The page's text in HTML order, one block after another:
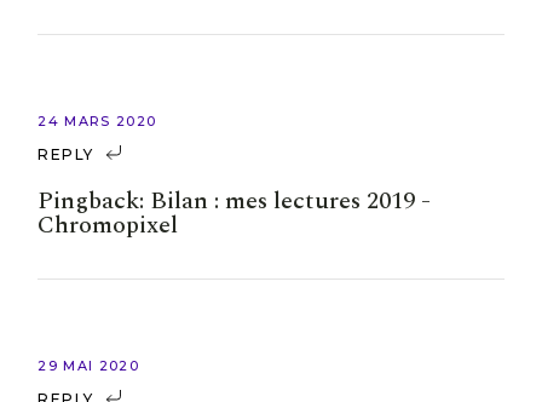
24 MARS 2020
REPLY
Pingback: Bilan : mes lectures 2019 -
Chromopixel
29 MAI 2020